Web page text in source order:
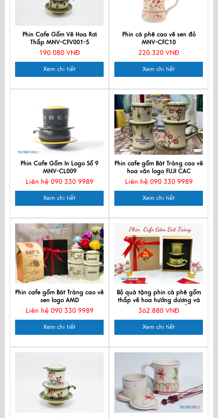
Phin Cafe Gốm Vẽ Hoa Rơi
Thấp MNV-CFV001-5
190.080 VNĐ
Xem chi tiết
Phin cà phê cao vẽ sen đỏ
MNV-CFC10
220.320 VNĐ
Xem chi tiết
Phin Cafe Gốm In Logo Số 9
MNV-CL009
Liên hệ 090 330 9989
Xem chi tiết
Phin cafe gốm Bát Tràng cao vẽ
hoa văn logo FUJI CAC
Liên hệ 090 330 9989
Xem chi tiết
Phin cafe gốm Bát Tràng cao vẽ
sen logo AMD
Liên hệ 090 330 9989
Xem chi tiết
Bộ quà tặng phin cà phê gốm
thấp vẽ hoa hướng dương và
hộp quà tặng cao cấp
362.880 VNĐ
Xem chi tiết